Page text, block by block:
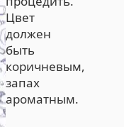
Цвет
должен
быть
коричневым,
запах
ароматным.